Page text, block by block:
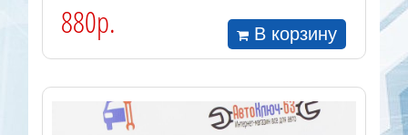
880р. В корзину